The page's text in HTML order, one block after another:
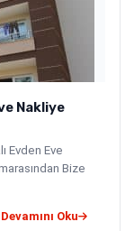
Nakliye
Evden Eve
Bize
Devamını Oku